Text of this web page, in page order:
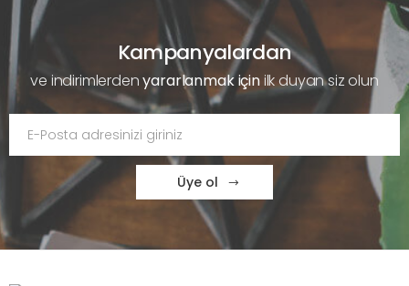
Kampanyalardan
ve indirimlerdenyararlanmak içinilk duyan siz olun
Üye ol